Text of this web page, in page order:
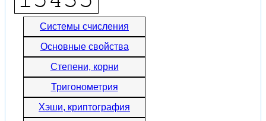
Системы счисления
Основные свойства
Степени, корни
Тригонометрия
Хэши, криптография